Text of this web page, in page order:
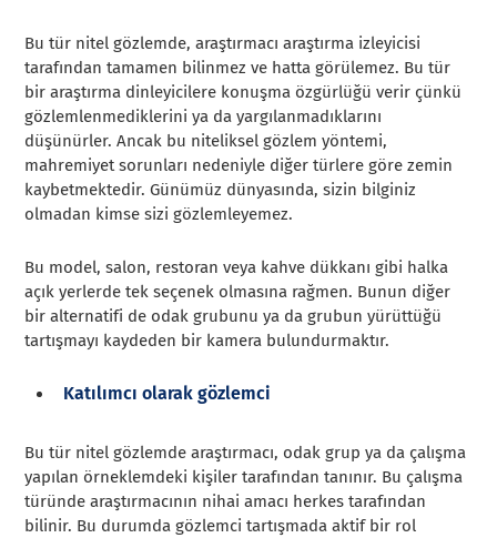
Bu tür nitel gözlemde, araştırmacı araştırma izleyicisi
tarafından tamamen bilinmez ve hatta görülemez. Bu tür
bir araştırma dinleyicilere konuşma özgürlüğü verir çünkü
gözlemlenmediklerini ya da yargılanmadıklarını
düşünürler. Ancak bu niteliksel gözlem yöntemi,
mahremiyet sorunları nedeniyle diğer türlere göre zemin
kaybetmektedir. Günümüz dünyasında, sizin bilginiz
olmadan kimse sizi gözlemleyemez.
Bu model, salon, restoran veya kahve dükkanı gibi halka
açık yerlerde tek seçenek olmasına rağmen. Bunun diğer
bir alternatifi de odak grubunu ya da grubun yürüttüğü
tartışmayı kaydeden bir kamera bulundurmaktır.
Katılımcı olarak gözlemci
Bu tür nitel gözlemde araştırmacı, odak grup ya da çalışma
yapılan örneklemdeki kişiler tarafından tanınır. Bu çalışma
türünde araştırmacının nihai amacı herkes tarafından
bilinir. Bu durumda gözlemci tartışmada aktif bir rol